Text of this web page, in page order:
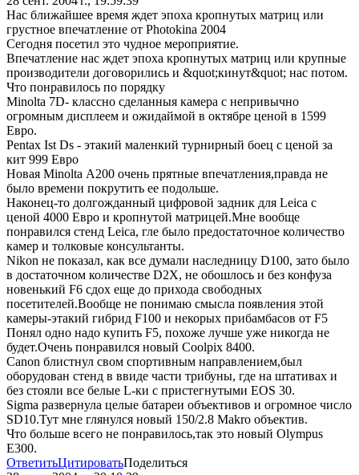
Нас ближайшее время ждет эпоха кропнутых матриц или
грустное впечатление от Photokina 2004
Сегодня посетил это чудное мероприятие.
Впечатление нас ждет эпоха кропнутых матриц или крупные
производители договорились и &quot;кинут&quot; нас потом.
Что понравилось по порядку
Minolta 7D- классно сделанныя камера с непривычно
огромным дисплеем и ожидаймой в октябре ценой в 1599
Евро.
Pentax Ist Ds - этакий маленкий турнирный боец с ценой за
кит 999 Евро
Новая Minolta А200 очень прятные впечатления,правда не
было времени покрутить ее подольше.
Наконец-то долгожданный цифровой задник для Leica с
ценой 4000 Евро и кропнутой матрицей.Мне вообще
понравился стенд Leica, гле было предостаточное количество
камер и толковые консультанты.
Nikon не показал, как все думали наследницу D100, зато было
в достаточном количестве D2X, не обошлось и без конфуза
новенький F6 сдох еще до прихода свободных
посетителей.Вообще не понимаю смысла появления этой
камеры-этакий гибрид F100 и некорых прибамбасов от F5
Понял одно надо купить F5, похоже лучше уже никогда не
будет.Очень понравился новый Coolpix 8400.
Саnon блистнул свом спортивным направлением,был
оборудован стенд в ввиде части трибуны, где на штативах и
без стояли все белые L-ки с пристегнутыми EOS 30.
Sigma развернула целые батареи объективов и огромное число
SD10.Тут мне глянулся новый 150/2.8 Makro объектив.
Что больше всего не понравилось,так это новый Olympus
E300.
ОтветитьЦитироватьПоделиться